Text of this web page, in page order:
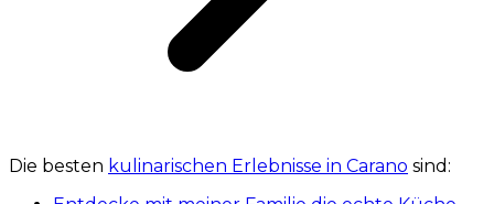
Die besten kulinarischen Erlebnisse in Carano sind: